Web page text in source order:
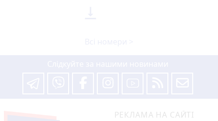
РЕКЛАМА НА САЙТІ